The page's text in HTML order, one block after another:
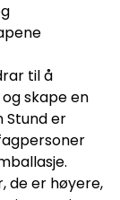
til å
skape en
Stund er
de er høyere,